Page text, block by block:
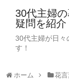
30代主婦
疑問を紹介
30代主婦が日々
す！
ホーム 花